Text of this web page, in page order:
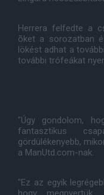
Herrera felfedte a
õket a sorozatban
lökést adhat a
további trófeákat
"Úgy gondolom,
fantasztikus
gördülékenyebb,
a ManUtd.com-nak.
"Ez az egyik